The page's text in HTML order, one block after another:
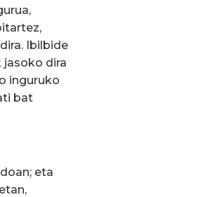
Ibilbide
dira
inguruko
bat
eta